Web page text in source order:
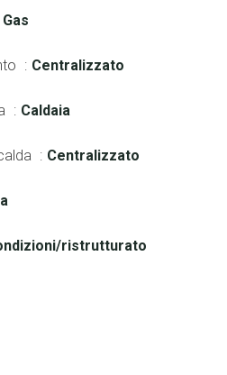
Gas
Centralizzato
Caldaia
Centralizzato
ristrutturato